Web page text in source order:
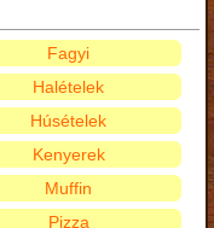
Fagyi
Halételek
Húsételek
Kenyerek
Muffin
Pizza